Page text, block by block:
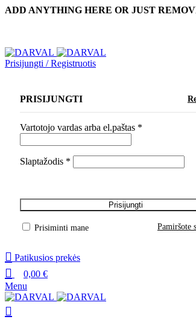
ADD ANYTHING HERE OR JUST
Prisijungti / Registruotis
PRISIJUNGTI
Vartotojo vardas arba el.paštas *
Slaptažodis *
Prisijungti
Pamiršote
Prisiminti mane
Patikusios prekės
0,00 €
Menu